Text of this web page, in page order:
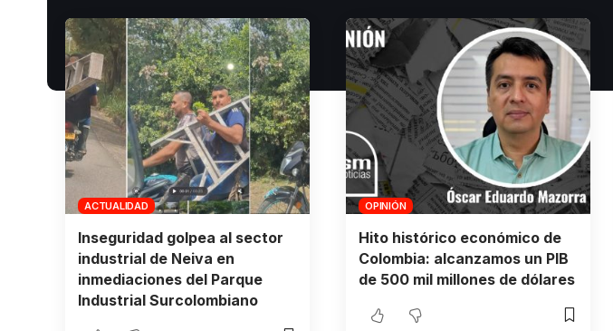
ACTUALIDAD
Inseguridad golpea al sector
industrial de Neiva en
inmediaciones del Parque
Industrial Surcolombiano
OPINIÓN
Hito histórico económico de
Colombia: alcanzamos un PIB
de 500 mil millones de dólares